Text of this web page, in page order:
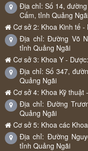
Địa chỉ: Số 14,
Cấm, tỉnh Quảng
Cơ sở 2: Khoa Kinh tế
Địa chỉ: Đường Võ
tỉnh Quảng Ngãi
Cơ sở 3: Khoa Y - Dược:
Địa chỉ: Số 347,
Quảng Ngãi
Cơ sở 4: Khoa Kỹ
Địa chỉ: Đường
Quảng Ngãi
Cơ sở 5: Khoa các
Địa chỉ: Đường
tỉnh Quảng Ngãi